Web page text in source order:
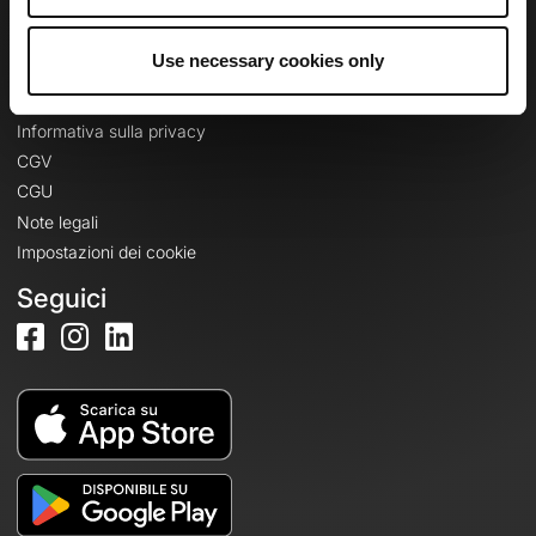
Use necessary cookies only
Accedi
Informazioni legali
Informativa sulla privacy
CGV
CGU
Note legali
Impostazioni dei cookie
Seguici